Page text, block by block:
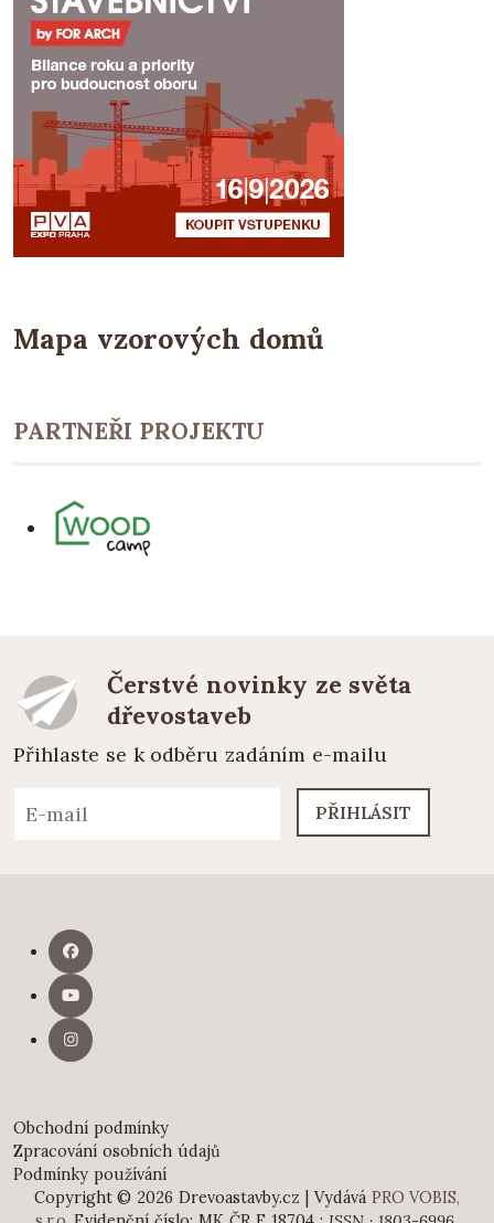
Mapa vzorových domů
PARTNEŘI PROJEKTU
Čerstvé novinky ze světa
dřevostaveb
Přihlaste se k odběru zadáním e-mailu
PŘIHLÁSIT
Obchodní podmínky
Zpracování osobních údajů
Podmínky používání
Copyright © 2026 Drevoastavby.cz | Vydává PRO VOBIS,